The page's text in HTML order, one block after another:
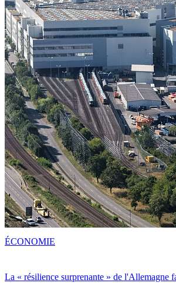
La « résilience surprenante » de l'Allemagne
ÉCONOMIE